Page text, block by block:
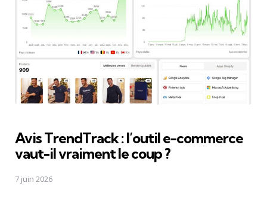
Avis TrendTrack : l’outil e-commerce
vaut-il vraiment le coup ?
7 juin 2026